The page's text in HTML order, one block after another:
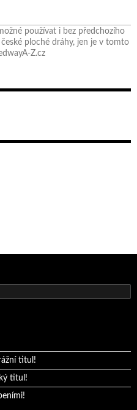
používat i bez předchozího
ploché dráhy, jen je v tomto
Z.cz
na domácí dráze!
titul!
titul!